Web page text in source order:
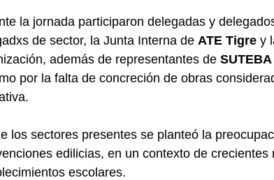
la jornada participaron delegadas y
de sector, la Junta Interna de ATE Tigre y
además de representantes de
por la falta de concreción de obras
los sectores presentes se planteó la
edilicias, en un contexto de
escolares.